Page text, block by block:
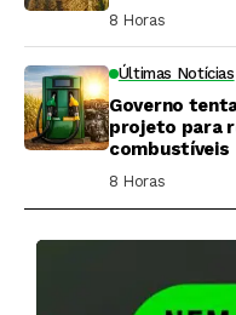
8 Horas ⁮
Últimas Notícias
Governo
projeto para
combustíveis
8 Horas ⁮